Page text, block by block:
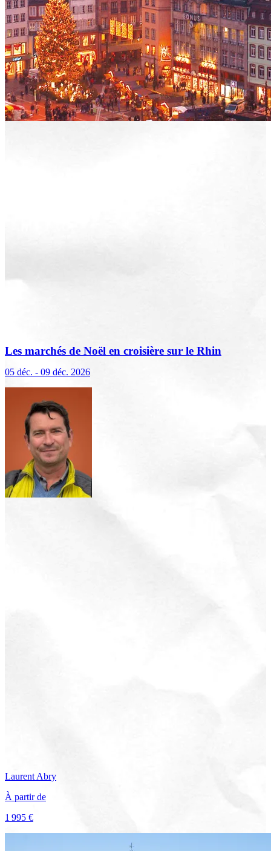
Les marchés de Noël en croisière sur le Rhin
05 déc. - 09 déc. 2026
Laurent Abry
À partir de
1 995 €